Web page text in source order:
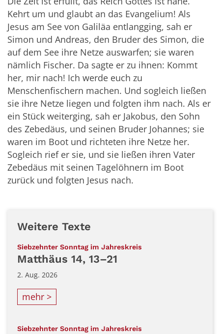
Kehrt um und glaubt an das Evangelium! Als
Jesus am See von Galiläa entlangging, sah er
Simon und Andreas, den Bruder des Simon, die
auf dem See ihre Netze auswarfen; sie waren
nämlich Fischer. Da sagte er zu ihnen: Kommt
her, mir nach! Ich werde euch zu
Menschenfischern machen. Und sogleich ließen
sie ihre Netze liegen und folgten ihm nach. Als er
ein Stück weiterging, sah er Jakobus, den Sohn
des Zebedäus, und seinen Bruder Johannes; sie
waren im Boot und richteten ihre Netze her.
Sogleich rief er sie, und sie ließen ihren Vater
Zebedäus mit seinen Tagelöhnern im Boot
zurück und folgten Jesus nach.
Weitere Texte
Siebzehnter Sonntag im Jahreskreis
Matthäus 14, 13–21
2. Aug. 2026
mehr >
Siebzehnter Sonntag im Jahreskreis